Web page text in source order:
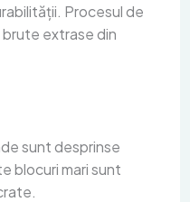
Procesul de
extrase din
sunt desprinse
blocuri mari sunt